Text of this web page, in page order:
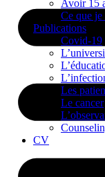
Avoir 15
Ce que
Publications
Covid-19
Les
Le cancer
CV